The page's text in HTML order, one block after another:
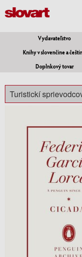
Vydavateľstvo
Knihy v slovenčine a
Doplnkový tovar